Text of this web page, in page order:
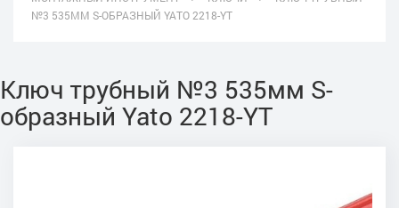
№3 535ММ S-ОБРАЗНЫЙ YATO 2218-YT
Ключ трубный №3 535мм S-
образный Yato 2218-YT